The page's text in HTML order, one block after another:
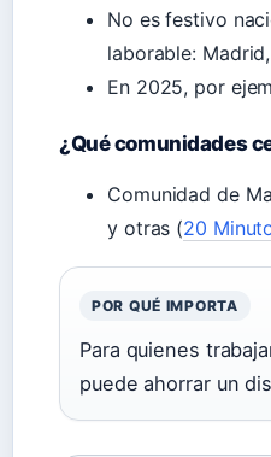
No es festivo
laborable:
En 2025, por
¿Qué comunidades
Comunidad de
y otras (20
POR QUÉ IMPORTA
Para quienes
puede ahorrar un